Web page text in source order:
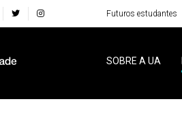
Futuros estudantes
SOBRE A UA